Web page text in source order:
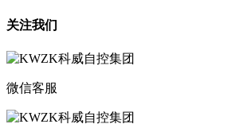
关注我们
微信客服